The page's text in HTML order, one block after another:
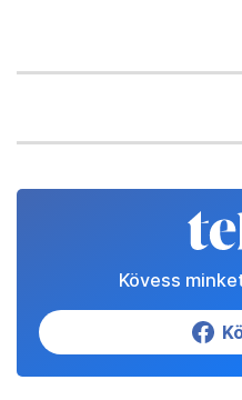
Kövess